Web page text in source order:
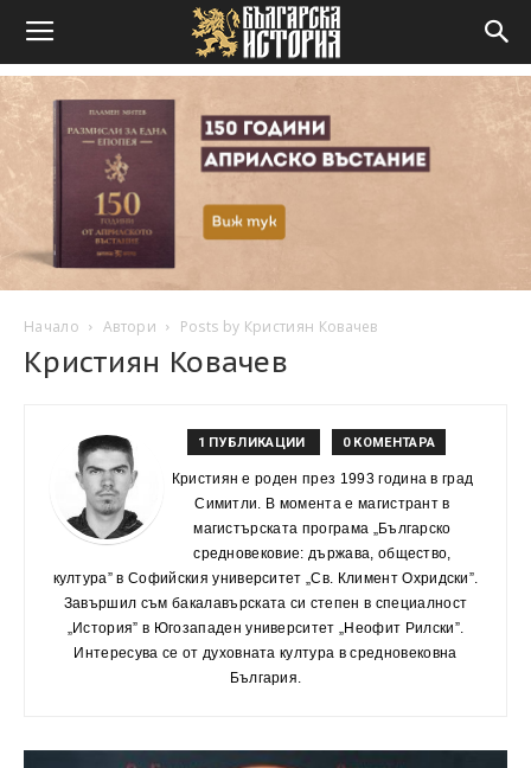
Начало Автори Posts by Кристиян Ковачев
Кристиян Ковачев
1 ПУБЛИКАЦИИ 0 КОМЕНТАРА
Кристиян е роден през 1993 година в град
Симитли. В момента е магистрант в
магистърската програма „Българско
средновековие: държава, общество,
култура” в Софийския университет „Св. Климент Охридски”.
Завършил съм бакалавърската си степен в специалност
„История” в Югозападен университет „Неофит Рилски”.
Интересува се от духовната култура в средновековна
България.